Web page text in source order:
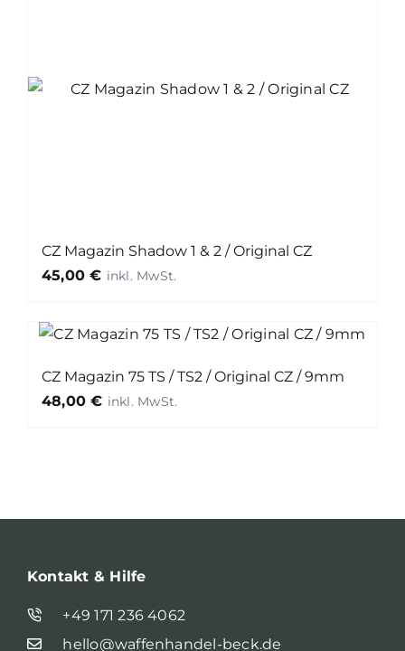
CZ Magazin Shadow 1 & 2 / Original CZ
45,00€
CZ Magazin 75 TS / TS2 / Original CZ / 9mm
48,00€
Kontakt & Hilfe
+49 171 236 4062
hello@waffenhandel-beck.de